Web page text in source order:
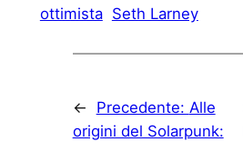
ottimista Seth Larney
← Precedente: Alle
origini del Solarpunk: